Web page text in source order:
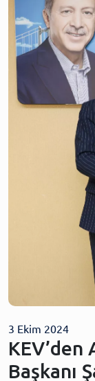
3 Ekim 2024
Başkanı